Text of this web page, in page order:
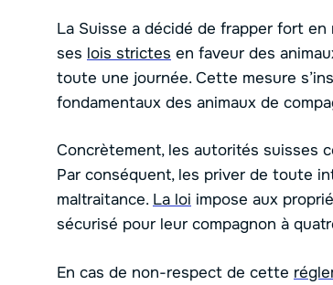
La Suisse a décidé de frapper fort
ses lois strictes en faveur des
toute une journée. Cette mesure
fondamentaux des animaux de
Concrètement, les autorités suisses
Par conséquent, les priver de toute
maltraitance. La loi impose aux
sécurisé pour leur compagnon à
En cas de non-respect de cette